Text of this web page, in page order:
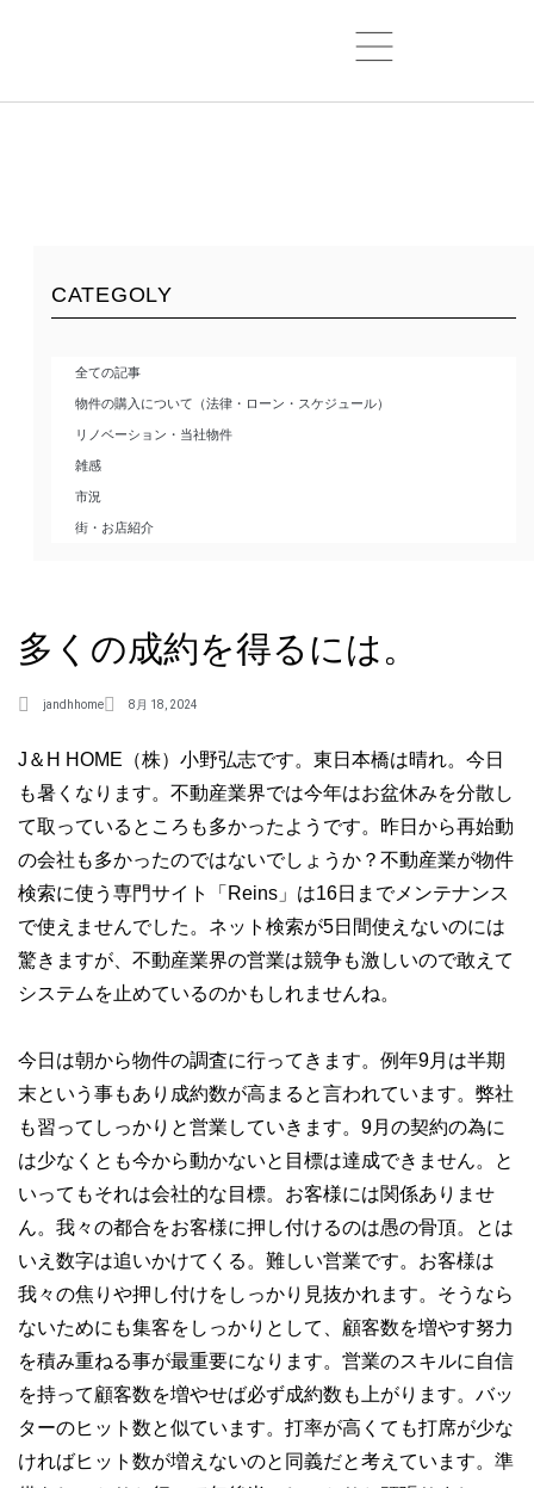
多くの成約を得るには。
jandhhome 8月 18, 2024
J＆H HOME（株）小野弘志です。東日本橋は晴れ。今日
も暑くなります。不動産業界では今年はお盆休みを分散し
て取っているところも多かったようです。昨日から再始動
の会社も多かったのではないでしょうか？不動産業が物件
検索に使う専門サイト「Reins」は16日までメンテナンス
で使えませんでした。ネット検索が5日間使えないのには
驚きますが、不動産業界の営業は競争も激しいので敢えて
システムを止めているのかもしれませんね。
今日は朝から物件の調査に行ってきます。例年9月は半期
末という事もあり成約数が高まると言われています。弊社
も習ってしっかりと営業していきます。9月の契約の為に
は少なくとも今から動かないと目標は達成できません。と
いってもそれは会社的な目標。お客様には関係ありませ
ん。我々の都合をお客様に押し付けるのは愚の骨頂。とは
いえ数字は追いかけてくる。難しい営業です。お客様は
我々の焦りや押し付けをしっかり見抜かれます。そうなら
ないためにも集客をしっかりとして、顧客数を増やす努力
を積み重ねる事が最重要になります。営業のスキルに自信
を持って顧客数を増やせば必ず成約数も上がります。バッ
ターのヒット数と似ています。打率が高くても打席が少な
ければヒット数が増えないのと同義だと考えています。準
CATEGOLY
全ての記事
物件の購入について（法律・ローン・スケジュール）
リノベーション・当社物件
雑感
市況
街・お店紹介